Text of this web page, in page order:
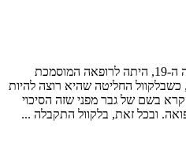
אליזבת בלקוול, הבריטית בת המאה ה-19, היתה לרופאה המוסמכת
הראשונה בעולם המערבי. ב-1840, כשבלקוול החליטה שהיא רוצה להיות
בשם של גבר מפני שזה הסיכוי
ובכל זאת, בלקוול התקבלה ...